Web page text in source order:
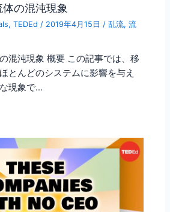
の混沌現象
,TEDEd / 2019年4月15日 /乱流,流
混沌現象 概要 この記事では、移
とんどのシステムに影響を与え
現象で…